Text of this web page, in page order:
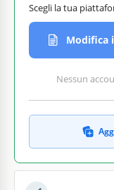
Scegli la tua
Modifica
Nessun